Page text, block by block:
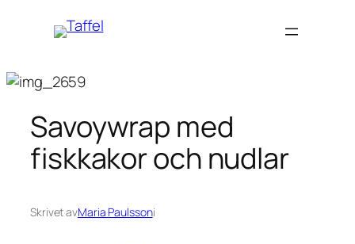
Savoywrap med
fiskkakor och nudlar
Skrivet avMaria Paulssoni